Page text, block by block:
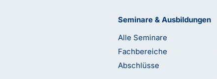
Seminare & Ausbildungen
Alle Seminare
Fachbereiche
Abschlüsse